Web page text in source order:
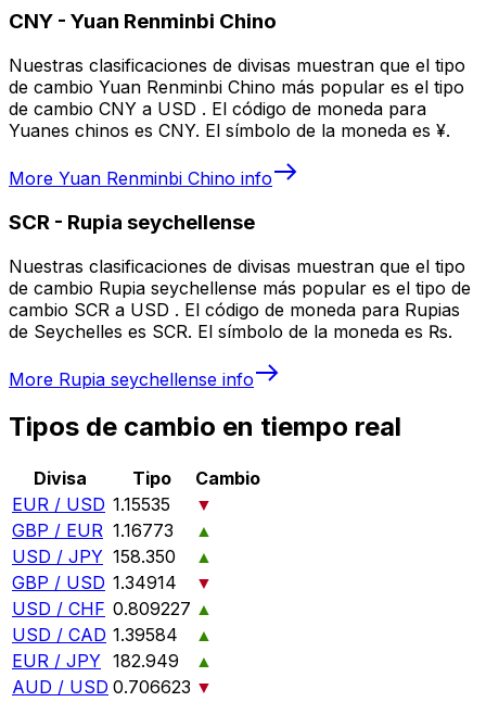
CNY - Yuan Renminbi Chino
Nuestras clasificaciones de divisas muestran que el tipo
de cambio Yuan Renminbi Chino más popular es el tipo
de cambio CNY a USD . El código de moneda para
Yuanes chinos es CNY. El símbolo de la moneda es ¥.
More Yuan Renminbi Chino info
SCR - Rupia seychellense
Nuestras clasificaciones de divisas muestran que el tipo
de cambio Rupia seychellense más popular es el tipo de
cambio SCR a USD . El código de moneda para Rupias
de Seychelles es SCR. El símbolo de la moneda es ₨.
More Rupia seychellense info
Tipos de cambio en tiempo real
Divisa Tipo
Cambio
EUR / USD 1.15535
▼
GBP / EUR 1.16773
▲
USD / JPY 158.350
▲
GBP / USD 1.34914
▼
USD / CHF 0.809227 ▲
USD / CAD 1.39584
▲
EUR / JPY 182.949
▲
AUD / USD 0.706623 ▼